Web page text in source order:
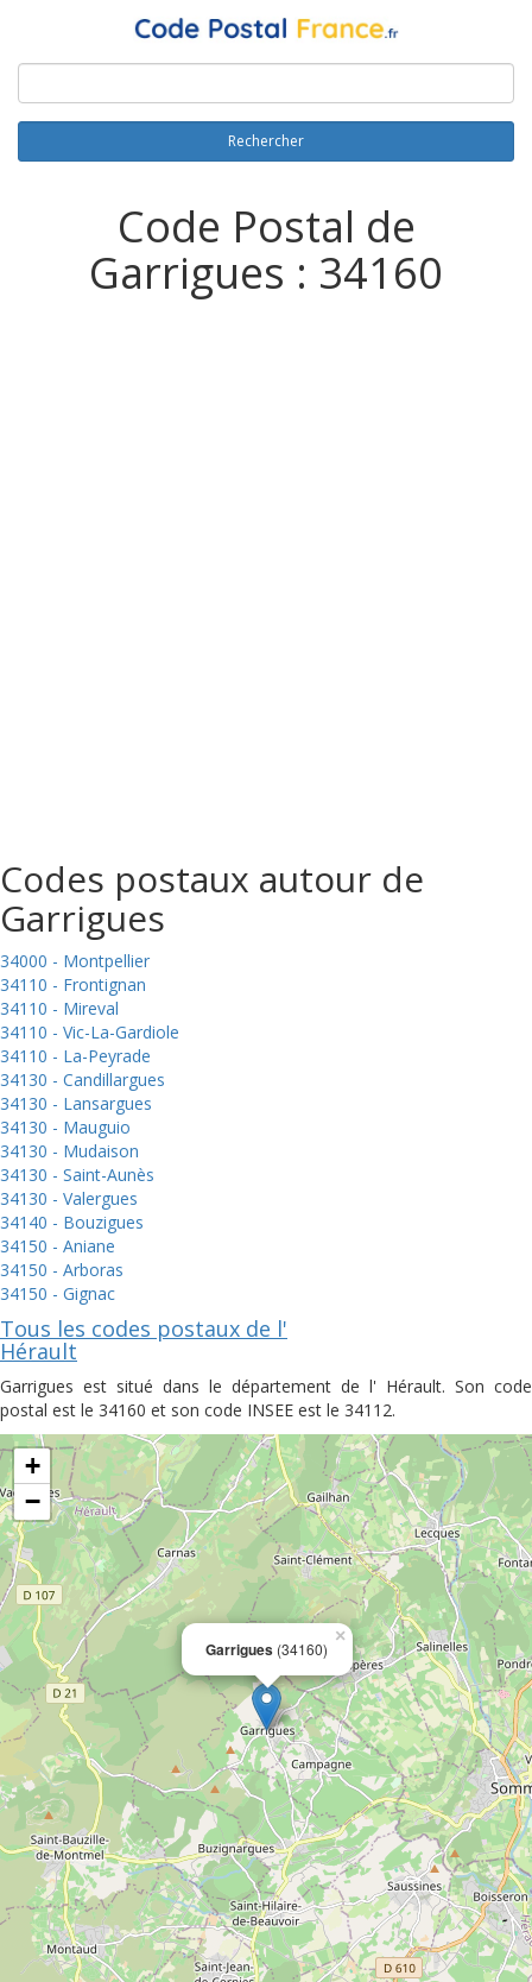
Rechercher
Code Postal de
Garrigues : 34160
Codes postaux autour de
Garrigues
34000 - Montpellier
34110 - Frontignan
34110 - Mireval
34110 - Vic-La-Gardiole
34110 - La-Peyrade
34130 - Candillargues
34130 - Lansargues
34130 - Mauguio
34130 - Mudaison
34130 - Saint-Aunès
34130 - Valergues
34140 - Bouzigues
34150 - Aniane
34150 - Arboras
34150 - Gignac
Tous les codes postaux de l'
Hérault
Garrigues est situé dans le département de l' Hérault. Son code
postal est le 34160 et son code INSEE est le 34112.
Garrigues (34160)
×
+
−